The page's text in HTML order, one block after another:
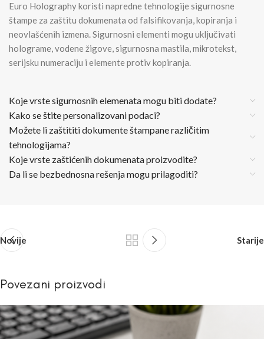
Euro Holography koristi napredne tehnologije sigurnosne
štampe za zaštitu dokumenata od falsifikovanja, kopiranja i
neovlašćenih izmena. Sigurnosni elementi mogu uključivati
holograme, vodene žigove, sigurnosna mastila, mikrotekst,
serijsku numeraciju i elemente protiv kopiranja.
Koje vrste sigurnosnih elemenata mogu biti dodate?
Kako se štite personalizovani podaci?
Možete li zaštititi dokumente štampane različitim
tehnologijama?
Koje vrste zaštićenih dokumenata proizvodite?
Da li se bezbednosna rešenja mogu prilagoditi?
Novije Starije
Povezani proizvodi